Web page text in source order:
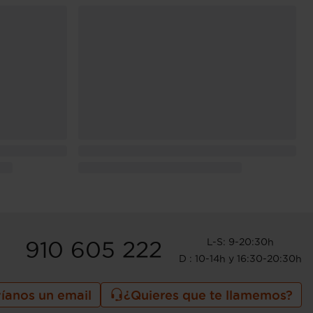
910 605 222
L-S: 9-20:30h
D : 10-14h y 16:30-20:30h
un email ¿Quieres que te llamemos?